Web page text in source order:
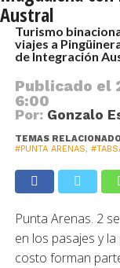
Austral
Turismo
viajes a
de Integración
Publicado el
6:00
Por: Gonzalo
TEMAS
#PUNTA ARENAS,
Punta Arenas. 2
en los pasajes y
costo forman